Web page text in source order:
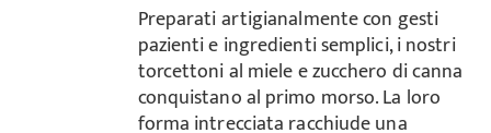
Preparati artigianalmente con gesti
pazienti e ingredienti semplici, i nostri
torcettoni al miele e zucchero di canna
conquistano al primo morso. La loro
forma intrecciata racchiude una